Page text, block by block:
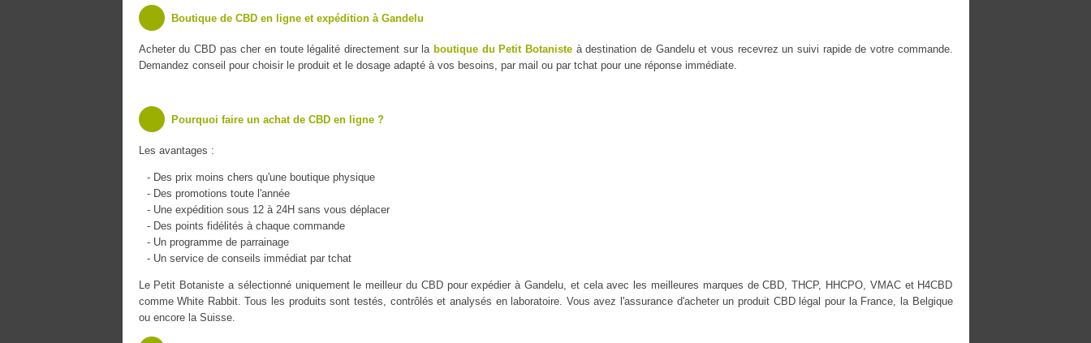
Boutique de CBD en ligne et expédition à Gandelu
Acheter du CBD pas cher en toute légalité directement sur la boutique du Petit Botanisteà destination de Gandelu et vous recevrez un suivi rapide de votre commande.
Demandez conseil pour choisir le produit et le dosage adapté à vos besoins, par mail ou par tchat pour une réponse immédiate.
Pourquoi faire un achat de CBD en ligne ?
Les avantages :
- Des prix moins chers qu'une boutique physique
- Des promotions toute l'année
- Une expédition sous 12 à 24H sans vous déplacer
- Des points fidélités à chaque commande
- Un programme de parrainage
- Un service de conseils immédiat par tchat
Le Petit Botaniste a sélectionné uniquement le meilleur du CBD pour expédier à Gandelu, et cela avec les meilleures marques de CBD, THCP, HHCPO, VMAC et H4CBD
comme White Rabbit. Tous les produits sont testés, contrôlés et analysés en laboratoire. Vous avez l'assurance d'acheter un produit CBD légal pour la France, la Belgique
ou encore la Suisse.